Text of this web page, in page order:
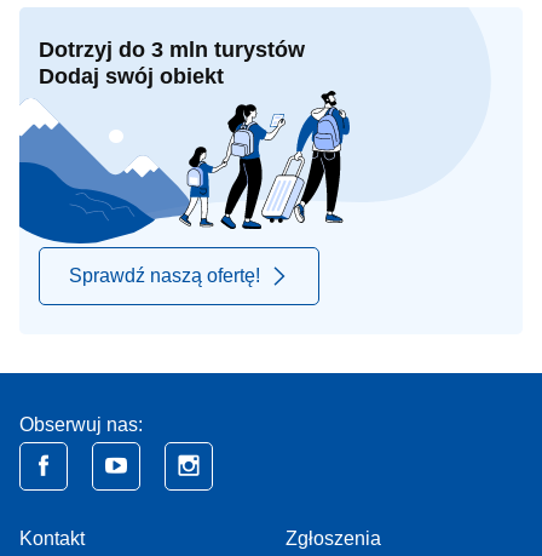
Dotrzyj do 3 mln turystów
Dodaj swój obiekt
Sprawdź naszą ofertę!
Obserwuj nas:
Kontakt
Zgłoszenia